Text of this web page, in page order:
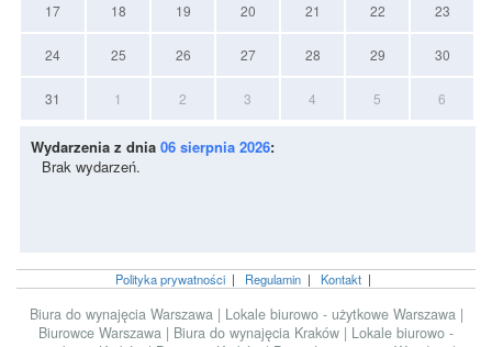
17 18 19 20 21 22 23
24 25 26 27 28 29 30
31 1 2 3 4 5 6
Wydarzenia z dnia 06 sierpnia 2026:
Brak wydarzeń.
Polityka prywatności| Regulamin| Kontakt|
Biura do wynajęcia Warszawa | Lokale biurowo - użytkowe Warszawa |
Biurowce Warszawa | Biura do wynajęcia Kraków | Lokale biurowo -